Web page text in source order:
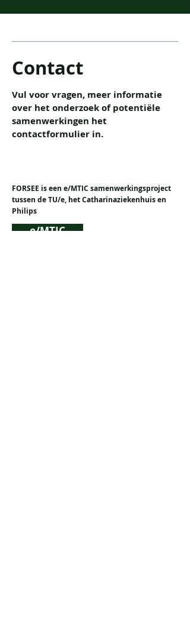
Contact
Vul voor vragen, meer informatie
over het onderzoek of potentiële
samenwerkingen het
contactformulier in.
FORSEE is een e/MTIC samenwerkingsproject
tussen de TU/e, het Catharinaziekenhuis en
Philips
e/MTIC